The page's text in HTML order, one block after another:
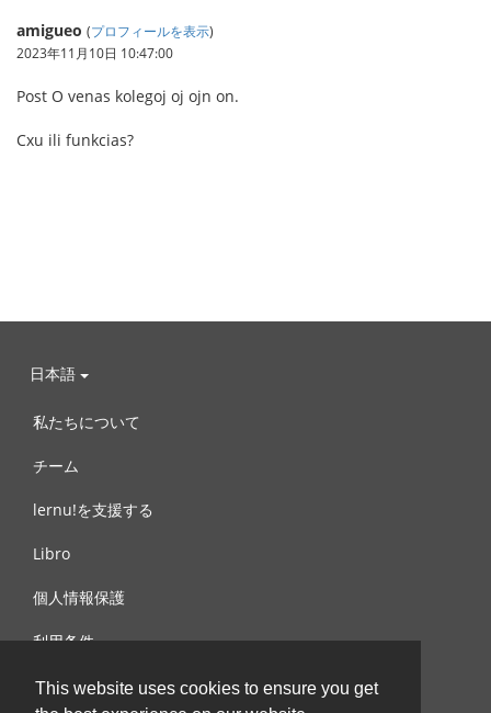
This website uses cookies to ensure you get
amigueo (プロフィールを表示)
2023年11月10日 10:47:00
Post O venas kolegoj oj ojn on.
Cxu ili funkcias?
日本語
私たちについて
チーム
lernu!を支援する
Libro
個人情報保護
利用条件
お問合せ